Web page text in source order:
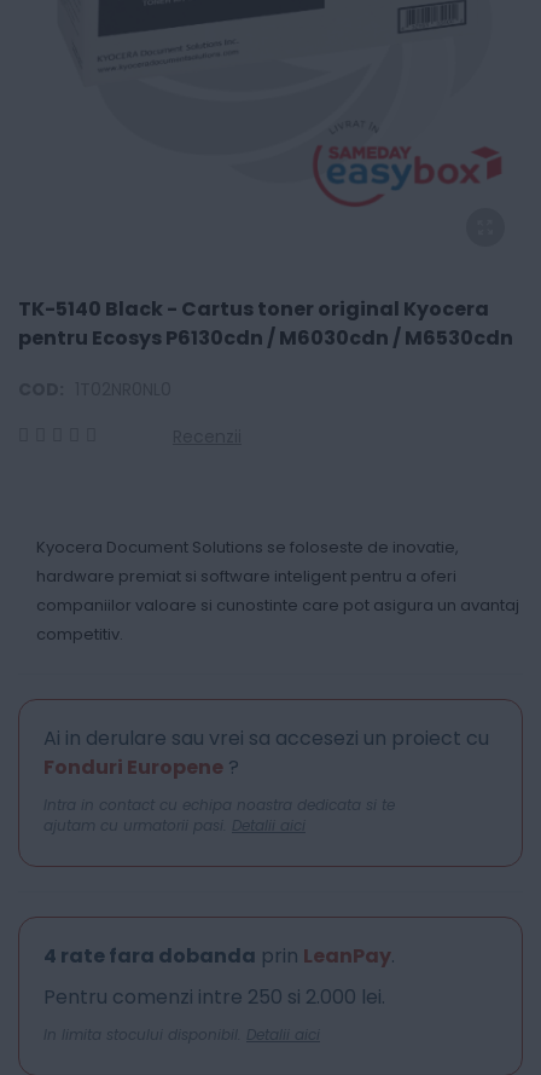
TK-5140 Black - Cartus toner original Kyocera
pentru Ecosys P6130cdn / M6030cdn / M6530cdn
Kyocera Document Solutions se foloseste de inovatie,
hardware premiat si software inteligent pentru a oferi
companiilor valoare si cunostinte care pot asigura un avantaj
competitiv.
Ai in derulare sau vrei sa accesezi un proiect cu
Fonduri Europene ?
Intra in contact cu echipa noastra dedicata si te
ajutam cu urmatorii pasi. Detalii aici
4 rate fara dobanda prin LeanPay.
Pentru comenzi intre 250 si 2.000 lei.
In limita stocului disponibil. Detalii aici